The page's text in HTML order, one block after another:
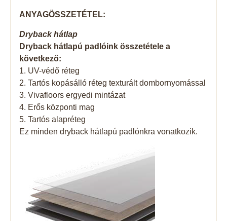
ANYAGÖSSZETÉTEL:
Dryback hátlap
Dryback hátlapú padlóink ​​összetétele a
következő:
1. UV-védő réteg
2. Tartós kopásálló réteg texturált dombornyomással
3. Vivafloors ergyedi mintázat
4. Erős központi mag
5. Tartós alapréteg
Ez minden dryback hátlapú padlónkra vonatkozik.